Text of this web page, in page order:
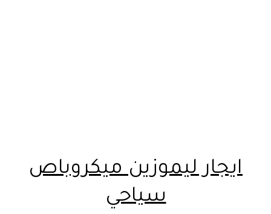
ايجار ليموزين ميكروباص
سياحي